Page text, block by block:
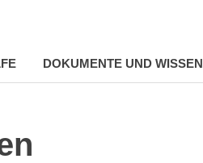
DOKUMENTE UND WISSEN